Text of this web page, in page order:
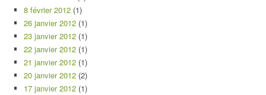
8 février 2012 (1)
26 janvier 2012 (1)
23 janvier 2012 (1)
22 janvier 2012 (1)
21 janvier 2012 (1)
20 janvier 2012 (2)
17 janvier 2012 (1)